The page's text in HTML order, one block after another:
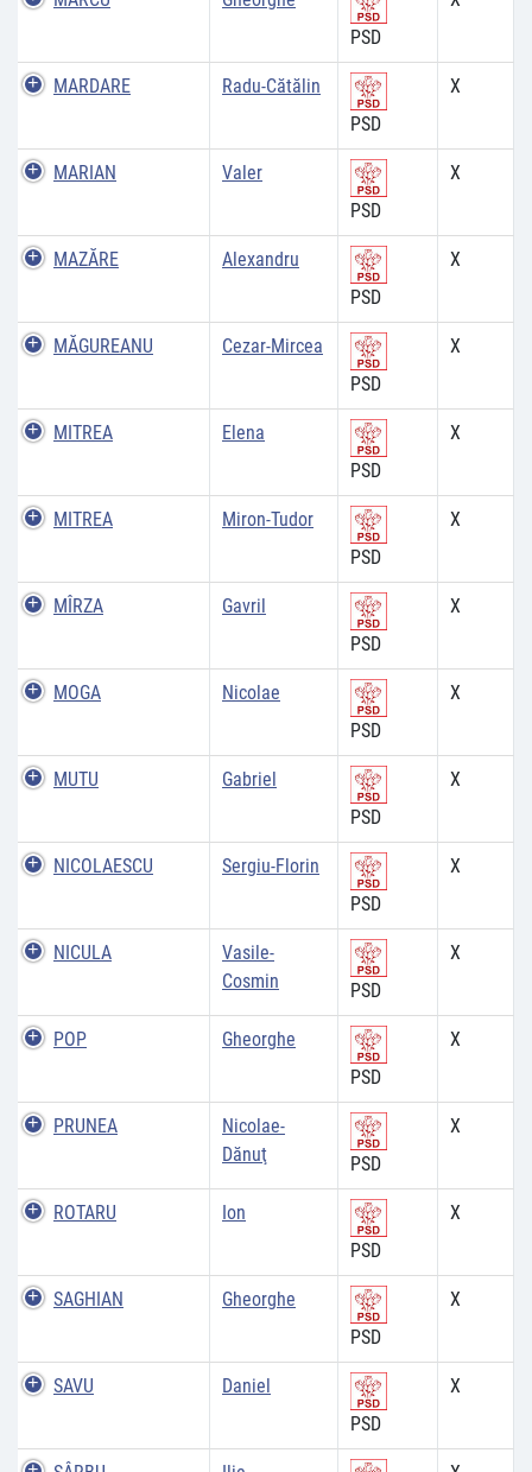
PSD
MARDARE
Radu-Cătălin
PSD
X
MARIAN
Valer
PSD
X
MAZĂRE
Alexandru
PSD
X
MĂGUREANU
Cezar-Mircea
PSD
X
MITREA
Elena
PSD
X
MITREA
Miron-Tudor
PSD
X
MÎRZA
Gavril
PSD
X
MOGA
Nicolae
PSD
X
MUTU
Gabriel
PSD
X
NICOLAESCU
Sergiu-Florin
PSD
X
NICULA
Vasile-
Cosmin
PSD
X
POP
Gheorghe
PSD
X
PRUNEA
Nicolae-
Dănuţ
PSD
X
ROTARU
Ion
PSD
X
SAGHIAN
Gheorghe
PSD
X
SAVU
Daniel
PSD
X